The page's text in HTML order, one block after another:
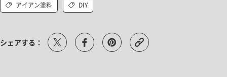
アイアン塗料 DIY
シェアする：